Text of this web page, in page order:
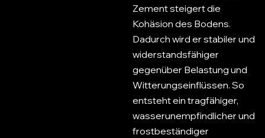
Zement steigert die
Kohäsion des Bodens.
Dadurch wird er stabiler und
widerstandsfähiger
gegenüber Belastung und
Witterungseinflüssen. So
entsteht ein tragfähiger,
wasserunempfindlicher und
frostbeständiger